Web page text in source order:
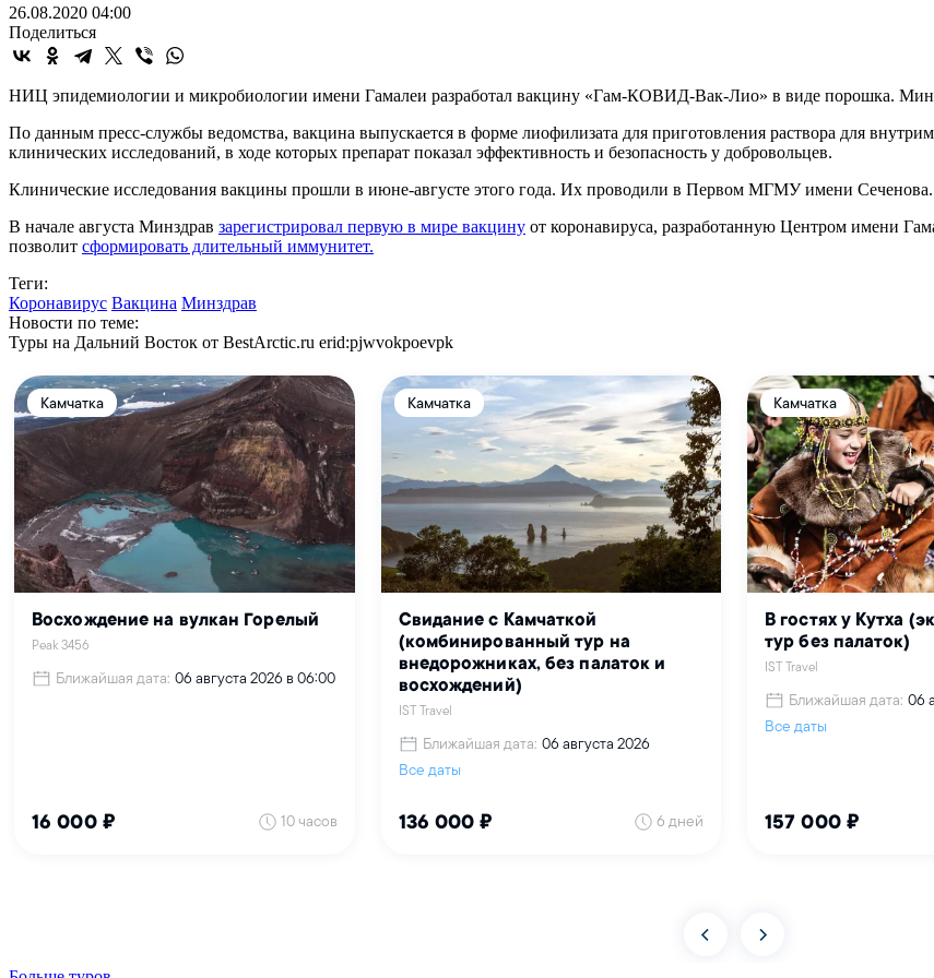
26.08.2020 04:00
Поделиться
НИЦ эпидемиологии и микробиологии имени Гамалеи разработал вакцину «Гам-КОВИД-Вак-Лио» в виде порошка.
По данным пресс-службы ведомства, вакцина выпускается в форме лиофилизата для приготовления раствора для
клинических исследований, в ходе которых препарат показал эффективность и безопасность у добровольцев.
Клинические исследования вакцины прошли в июне-августе этого года. Их проводили в Первом МГМУ имени Сеченова.
В начале августа Минздрав зарегистрировал первую в мире вакцину от коронавируса, разработанную Центром имени
позволит сформировать длительный иммунитет.
Теги:
Коронавирус Вакцина Минздрав
Новости по теме:
Туры на Дальний Восток от BestArctic.ru erid:pjwvokpoevpk